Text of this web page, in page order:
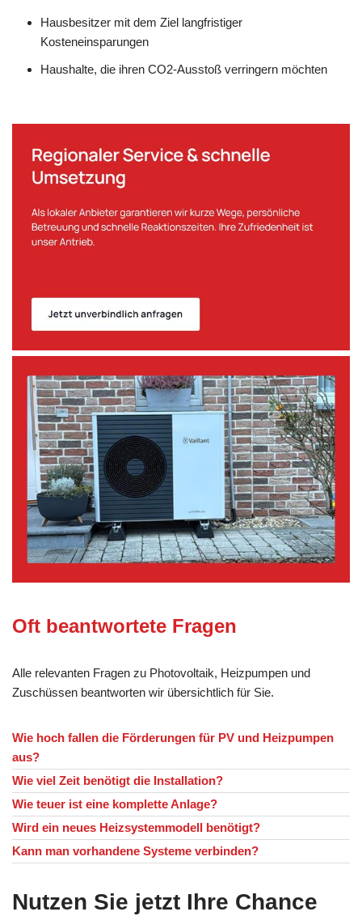
Hausbesitzer mit dem Ziel langfristiger
Kosteneinsparungen
Haushalte, die ihren CO2-Ausstoß verringern möchten
Oft beantwortete Fragen
Alle relevanten Fragen zu Photovoltaik, Heizpumpen und
Zuschüssen beantworten wir übersichtlich für Sie.
Wie hoch fallen die Förderungen für PV und Heizpumpen
aus?
Wie viel Zeit benötigt die Installation?
Wie teuer ist eine komplette Anlage?
Wird ein neues Heizsystemmodell benötigt?
Kann man vorhandene Systeme verbinden?
Nutzen Sie jetzt Ihre Chance